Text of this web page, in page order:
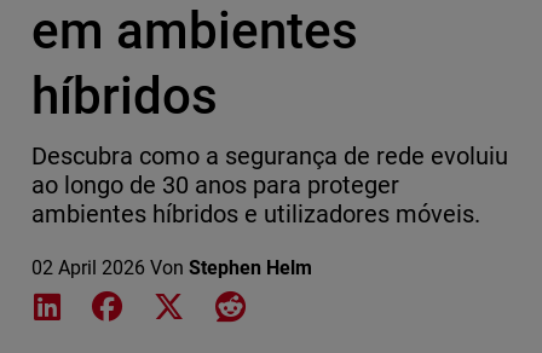
em ambientes
híbridos
Descubra como a segurança de rede evoluiu
ao longo de 30 anos para proteger
ambientes híbridos e utilizadores móveis.
02 April 2026 Von Stephen Helm
Share on LinkedIn
Share on Facebook
Share on XShare on Reddit